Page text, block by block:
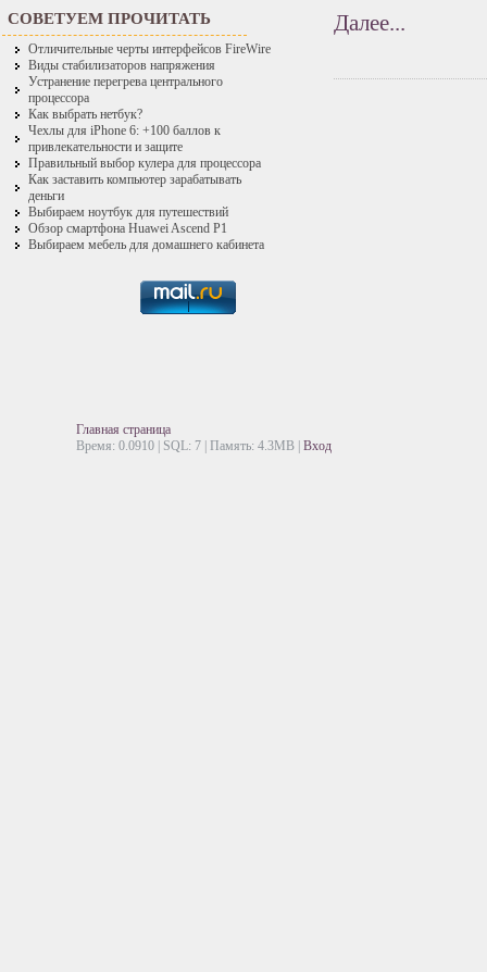
СОВЕТУЕМ ПРОЧИТАТЬ
Отличительные черты интерфейсов FireWire
Виды стабилизаторов напряжения
Устранение перегрева центрального
процессора
Как выбрать нетбук?
Чехлы для iPhone 6: +100 баллов к
привлекательности и защите
Правильный выбор кулера для процессора
Как заставить компьютер зарабатывать
деньги
Выбираем ноутбук для путешествий
Обзор смартфона Huawei Ascend P1
Выбираем мебель для домашнего кабинета
Далее...
Главная страница
Время: 0.0910 | SQL: 7 | Память: 4.3MB Вход